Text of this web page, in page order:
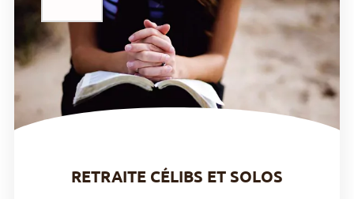
DÉCOUVRIR
RETRAITE CÉLIBS ET SOLOS